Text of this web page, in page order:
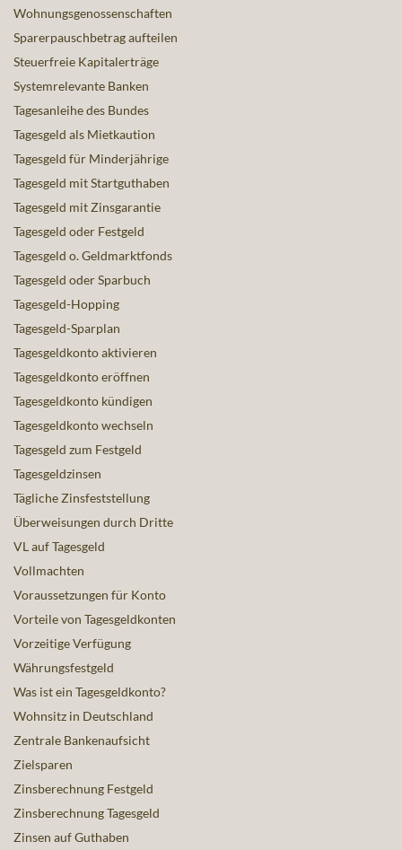
Wohnungsgenossenschaften
Sparerpauschbetrag aufteilen
Steuerfreie Kapitalerträge
Systemrelevante Banken
Tagesanleihe des Bundes
Tagesgeld als Mietkaution
Tagesgeld für Minderjährige
Tagesgeld mit Startguthaben
Tagesgeld mit Zinsgarantie
Tagesgeld oder Festgeld
Tagesgeld o. Geldmarktfonds
Tagesgeld oder Sparbuch
Tagesgeld-Hopping
Tagesgeld-Sparplan
Tagesgeldkonto aktivieren
Tagesgeldkonto eröffnen
Tagesgeldkonto kündigen
Tagesgeldkonto wechseln
Tagesgeld zum Festgeld
Tagesgeldzinsen
Tägliche Zinsfeststellung
Überweisungen durch Dritte
VL auf Tagesgeld
Vollmachten
Voraussetzungen für Konto
Vorteile von Tagesgeldkonten
Vorzeitige Verfügung
Währungsfestgeld
Was ist ein Tagesgeldkonto?
Wohnsitz in Deutschland
Zentrale Bankenaufsicht
Zielsparen
Zinsberechnung Festgeld
Zinsberechnung Tagesgeld
Zinsen auf Guthaben